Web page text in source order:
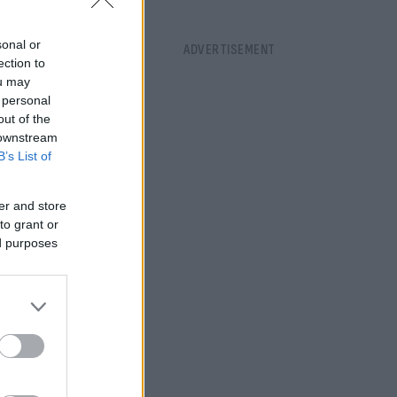
or
to
may
of the
List of
and store
grant or
purposes